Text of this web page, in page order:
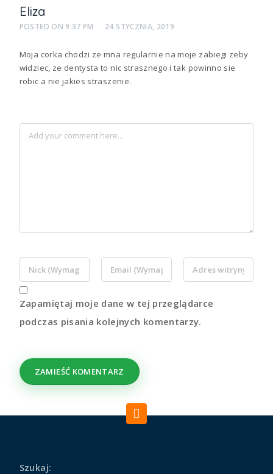
Eliza
POSTED ON 9:37 PM 24 STYCZNIA, 2019
Moja corka chodzi ze mna regularnie na moje zabiegi zeby
widziec, ze dentysta to nic strasznego i tak powinno sie
robic a nie jakies straszenie.
Zapamiętaj moje dane w tej przeglądarce
podczas pisania kolejnych komentarzy.
Szukaj: